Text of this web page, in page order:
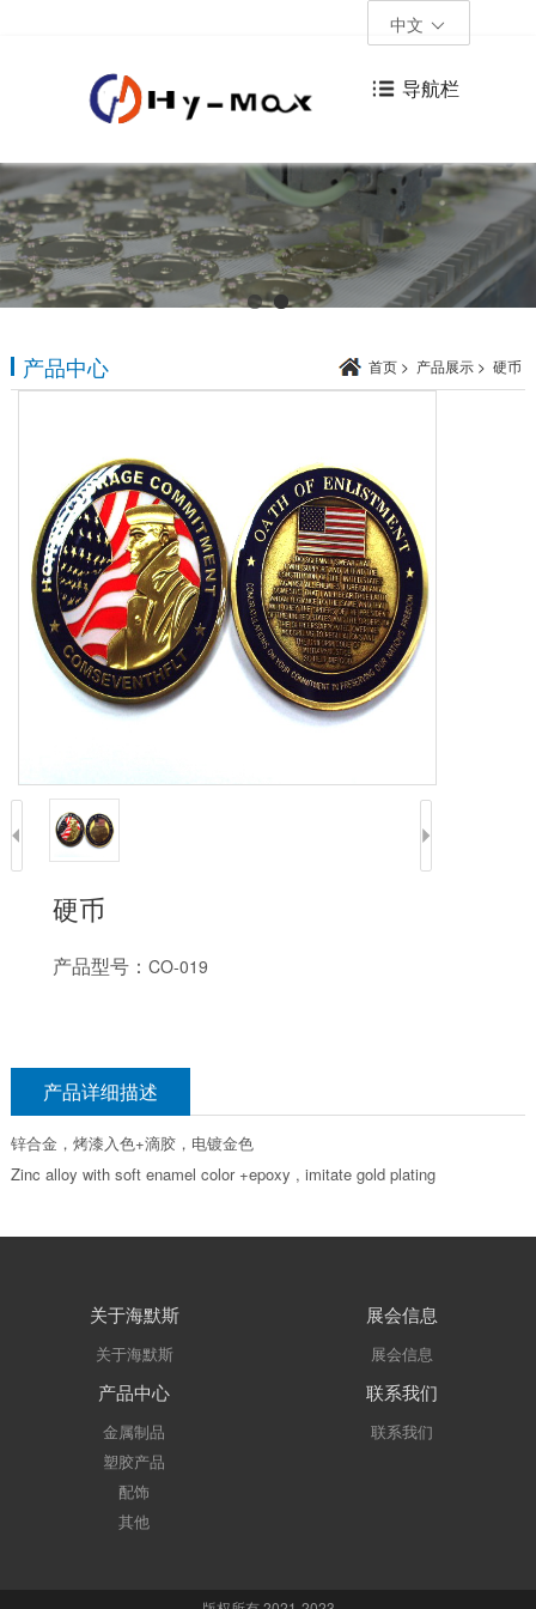
中文
导航栏
产品中心 首页 > 产品展示 > 硬币
硬币
产品型号：CO-019
产品详细描述
锌合金，烤漆入色+滴胶，电镀金色
Zinc alloy with soft enamel color +epoxy , imitate gold plating
关于海默斯
关于海默斯
展会信息
展会信息
产品中心
金属制品
塑胶产品
配饰
其他
联系我们
联系我们